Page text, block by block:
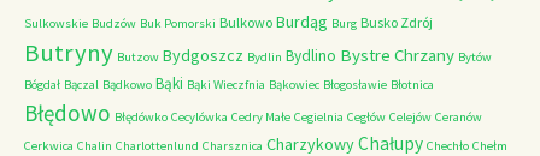
Sulkowskie Budzów Buk Pomorski Bulkowo Burdąg Burg Busko Zdrój
Butryny Butzow Bydgoszcz Bydlin Bydlino Bystre Chrzany Bytów
Bógdał Bączal Bądkowo Bąki Bąki Wieczfnia Bąkowiec Błogosławie Błotnica
Błędowo Błędówko Cecylówka Cedry Małe Cegielnia Cegłów Celejów Ceranów
Cerkwica Chalin Charlottenlund Charsznica CharzykowyChałupy Chechło Chełm